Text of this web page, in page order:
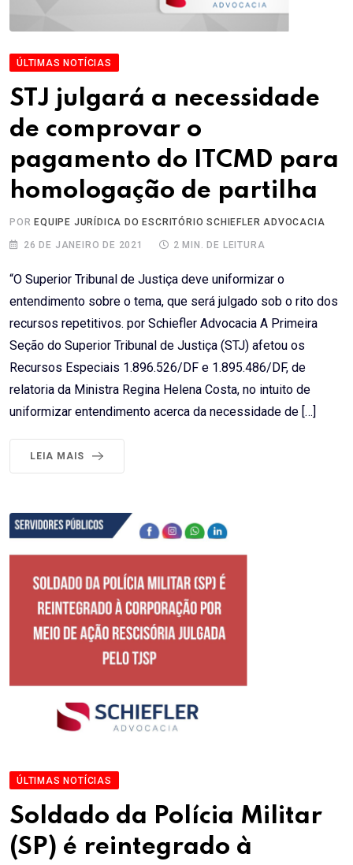
ÚLTIMAS NOTÍCIAS
STJ julgará a necessidade
de comprovar o
pagamento do ITCMD para
homologação de partilha
POR EQUIPE JURÍDICA DO ESCRITÓRIO SCHIEFLER ADVOCACIA
26 DE JANEIRO DE 2021 2 MIN. DE LEITURA
“O Superior Tribunal de Justiça deve uniformizar o
entendimento sobre o tema, que será julgado sob o rito dos
recursos repetitivos. por Schiefler Advocacia A Primeira
Seção do Superior Tribunal de Justiça (STJ) afetou os
Recursos Especiais 1.896.526/DF e 1.895.486/DF, de
relatoria da Ministra Regina Helena Costa, no intuito de
uniformizar entendimento acerca da necessidade de […]
LEIA MAIS
ÚLTIMAS NOTÍCIAS
Soldado da Polícia Militar
(SP) é reintegrado à